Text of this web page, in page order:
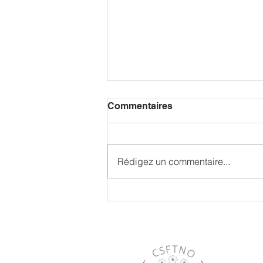
du Nord-Ouest
Commentaires
Rédigez un commentaire...